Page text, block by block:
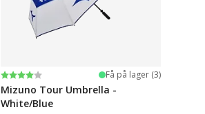
Karakter:
4.0 av 5 mulige Få på lager (3)
Mizuno Tour Umbrella -
White/Blue